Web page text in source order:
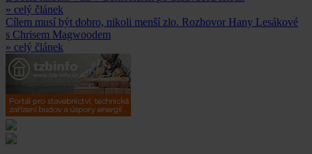
» celý článek
Cílem musí být dobro, nikoli menší zlo. Rozhovor Hany Lesákové
s Chrisem Magwoodem
» celý článek